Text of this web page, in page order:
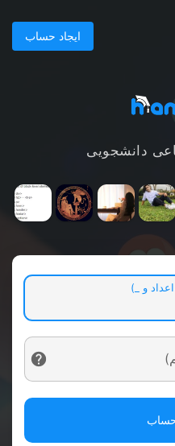
ایجاد حساب
دانشجویی
و _)
حساب